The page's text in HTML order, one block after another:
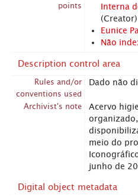
points
Interna
(Creator)
Eunice
Não
Description control area
Rules and/or
conventions used
Dado não
Archivist's note
Acervo
meio do
junho de
Digital object metadata